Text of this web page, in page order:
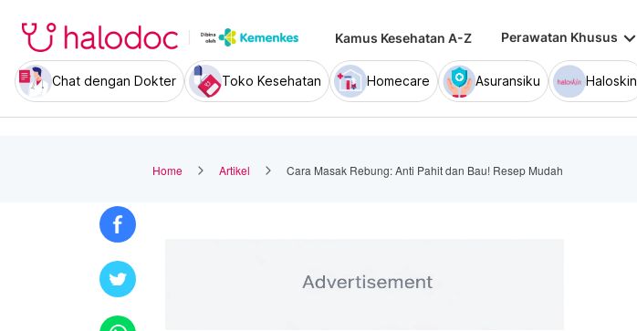
Kamus Kesehatan A-Z Perawatan Khusus keyboard_arrow_down
Chat dengan Dokter Toko Kesehatan Homecare Asuransiku Haloskin
Home Artikel Cara Masak Rebung: Anti Pahit dan Bau! Resep Mudah